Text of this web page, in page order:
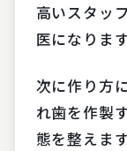
高いスタッ
医になります
次に作り方
れ歯を作製
態を整えま